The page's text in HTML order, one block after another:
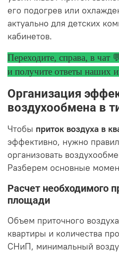
его подогрев или
актуально для детских
кабинетов.
Переходите, справа, в чат
и получите ответы наших
Организация
воздухообмена в
Чтобы приток воздуха в
эффективно, нужно
организовать
Разберем основные
Расчет необходимого
площади
Объем приточного
квартиры и количества
СНиП, минимальный